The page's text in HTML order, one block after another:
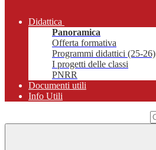
Didattica
Panoramica
Offerta formativa
Programmi didattici (25-26)
I progetti delle classi
PNRR
Documenti utili
Info Utili